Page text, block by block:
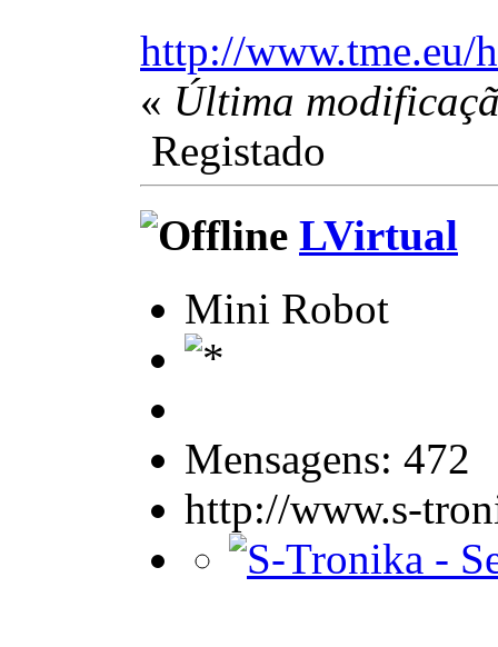
http://www.tme.eu/
« Última
Registado
LVirtual
Mini Robot
Mensagens: 472
http://www.s-